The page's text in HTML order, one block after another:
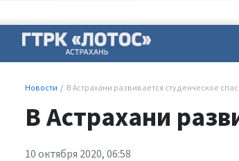
Новости В Астрахани развивается студенческое
В Астрахани
10 октября 2020, 06:58